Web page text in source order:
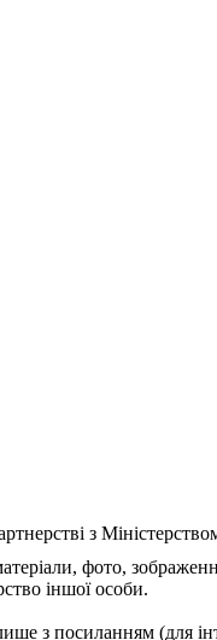
з
фото,
іншої особи.
з посиланням (для